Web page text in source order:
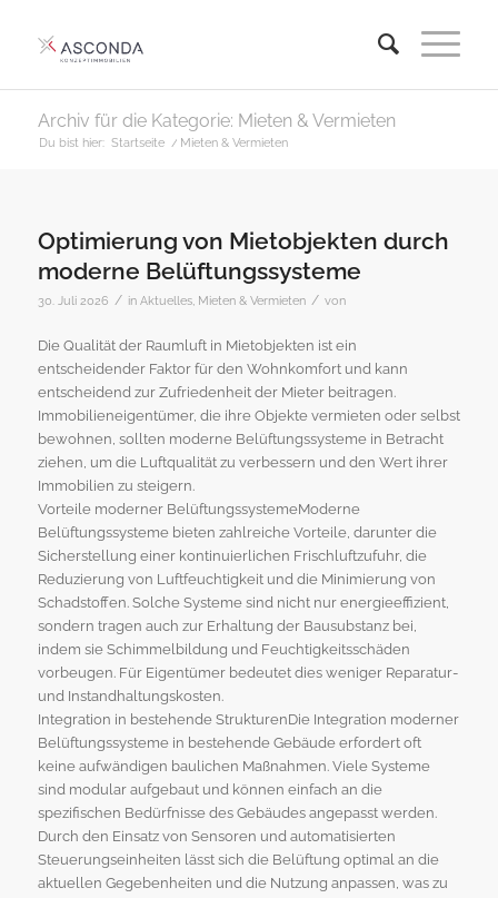
Archiv für die Kategorie: Mieten & Vermieten
Du bist hier: Startseite / Mieten & Vermieten
Optimierung von Mietobjekten durch
moderne Belüftungssysteme
30. Juli 2026 / in Aktuelles, Mieten & Vermieten / von
Die Qualität der Raumluft in Mietobjekten ist ein
entscheidender Faktor für den Wohnkomfort und kann
entscheidend zur Zufriedenheit der Mieter beitragen.
Immobilieneigentümer, die ihre Objekte vermieten oder selbst
bewohnen, sollten moderne Belüftungssysteme in Betracht
ziehen, um die Luftqualität zu verbessern und den Wert ihrer
Immobilien zu steigern.
Vorteile moderner BelüftungssystemeModerne
Belüftungssysteme bieten zahlreiche Vorteile, darunter die
Sicherstellung einer kontinuierlichen Frischluftzufuhr, die
Reduzierung von Luftfeuchtigkeit und die Minimierung von
Schadstoffen. Solche Systeme sind nicht nur energieeffizient,
sondern tragen auch zur Erhaltung der Bausubstanz bei,
indem sie Schimmelbildung und Feuchtigkeitsschäden
vorbeugen. Für Eigentümer bedeutet dies weniger Reparatur-
und Instandhaltungskosten.
Integration in bestehende StrukturenDie Integration moderner
Belüftungssysteme in bestehende Gebäude erfordert oft
keine aufwändigen baulichen Maßnahmen. Viele Systeme
sind modular aufgebaut und können einfach an die
spezifischen Bedürfnisse des Gebäudes angepasst werden.
Durch den Einsatz von Sensoren und automatisierten
Steuerungseinheiten lässt sich die Belüftung optimal an die
aktuellen Gegebenheiten und die Nutzung anpassen, was zu